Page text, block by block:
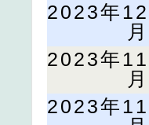
2023年12
月
2023年11
月
2023年11